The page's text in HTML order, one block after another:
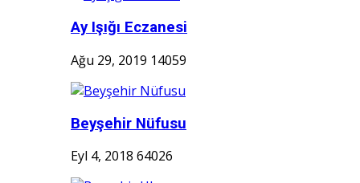
Ay Işığı Eczanesi
Ağu 29, 2019 14059
Beyşehir Nüfusu
Eyl 4, 2018 64026